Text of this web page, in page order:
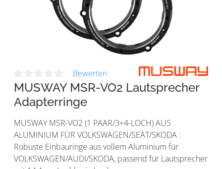
Bewerten
MUSWAY MSR-VO2 Lautsprecher
Adapterringe
MUSWAY MSR-VO2 (1 PAAR/3+4-LOCH) AUS
ALUMINIUM FÜR VOLKSWAGEN/SEAT/SKODA :
Robuste Einbauringe aus vollem Aluminium für
VOLKSWAGEN/AUDI/SKODA, passend für Lautsprecher